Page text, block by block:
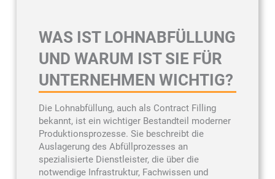
WAS IST LOHNABFÜLLUNG
UND WARUM IST SIE FÜR
UNTERNEHMEN WICHTIG?
Die Lohnabfüllung, auch als Contract Filling
bekannt, ist ein wichtiger Bestandteil moderner
Produktionsprozesse. Sie beschreibt die
Auslagerung des Abfüllprozesses an
spezialisierte Dienstleister, die über die
notwendige Infrastruktur, Fachwissen und